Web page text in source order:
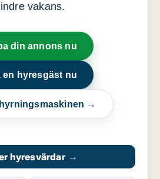
vakans.
din annons nu
en hyresgäst nu
→
hyresvärdar →